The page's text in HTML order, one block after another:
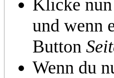
Klicke
und wenn
Button
Wenn du